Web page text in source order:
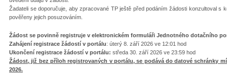
Žadateli se doporučuje, aby zpracované TP ještě před podáním žádosti konzultoval s
pověřeny jejich posuzováním.
Žádost se povinně registruje v elektronickém formuláři Jednotného dotačního
Zahájení registrace žádostí v portálu: úterý 8. září 2026 ve 12:01 hod
Ukončení registrace žádostí v portálu: středa 30. září 2026 ve 23:59 hod
Žádost, již bez příloh registrovaných v portálu, se podává do datové schránky
2026.